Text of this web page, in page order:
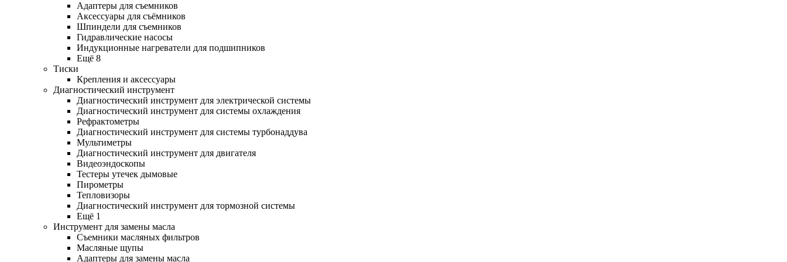
Адаптеры для съемников
Аксессуары для съёмников
Шпиндели для съемников
Гидравлические насосы
Индукционные нагреватели для подшипников
Ещё 8
Тиски
Крепления и аксессуары
Диагностический инструмент
Диагностический инструмент для электрической системы
Диагностический инструмент для системы охлаждения
Рефрактометры
Диагностический инструмент для системы турбонаддува
Мультиметры
Диагностический инструмент для двигателя
Видеоэндоскопы
Тестеры утечек дымовые
Пирометры
Тепловизоры
Диагностический инструмент для тормозной системы
Ещё 1
Инструмент для замены масла
Съемники масляных фильтров
Масляные щупы
Адаптеры для замены масла